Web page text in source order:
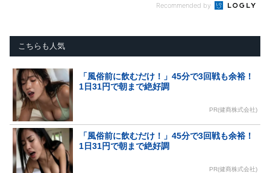
Recommended by
こちらも人気
「風俗前に飲むだけ！」45分で3回戦も余裕！
1日31円で朝まで絶好調
PR(健商株式会社)
「風俗前に飲むだけ！」45分で3回戦も余裕！
1日31円で朝まで絶好調
PR(健商株式会社)